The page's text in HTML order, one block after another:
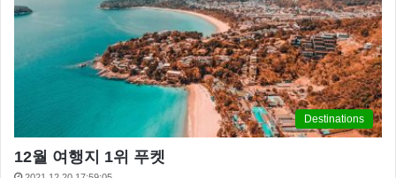
Destinations
12월 여행지 1위 푸켓